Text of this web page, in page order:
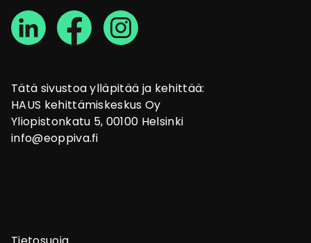
Tätä sivustoa ylläpitää ja kehittää:
HAUS kehittämiskeskus Oy
Yliopistonkatu 5, 00100 Helsinki
info@eoppiva.fi